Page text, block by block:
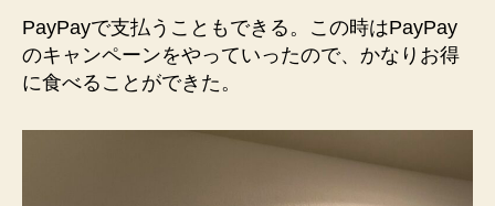
PayPayで支払うこともできる。この時はPayPay
のキャンペーンをやっていったので、かなりお得
に食べることができた。